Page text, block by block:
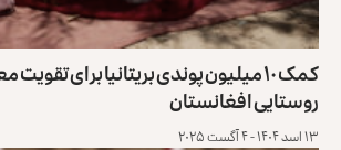
کمک ۱۰ میلیون پوندی بریتانیا برای
روستایی افغانستان
۱۳ اسد ۱۴۰۴ - ۴ آگست ۲۰۲۵